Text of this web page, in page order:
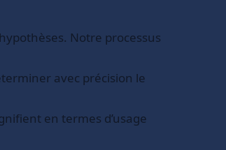
Notre processus
avec précision le
en termes d’usage